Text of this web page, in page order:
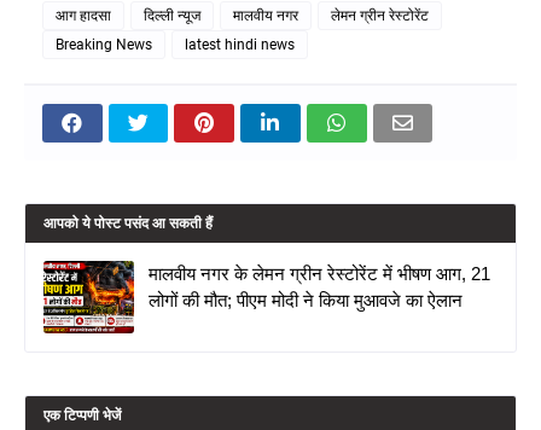
आग हादसा दिल्ली न्यूज मालवीय नगर
लेमन ग्रीन रेस्टोरेंट
Breaking News
latest hindi news
आपको ये पोस्ट पसंद आ सकती हैं
मालवीय नगर के लेमन ग्रीन रेस्टोरेंट में भीषण आग, 21
लोगों की मौत; पीएम मोदी ने किया मुआवजे का ऐलान
एक टिप्पणी भेजें